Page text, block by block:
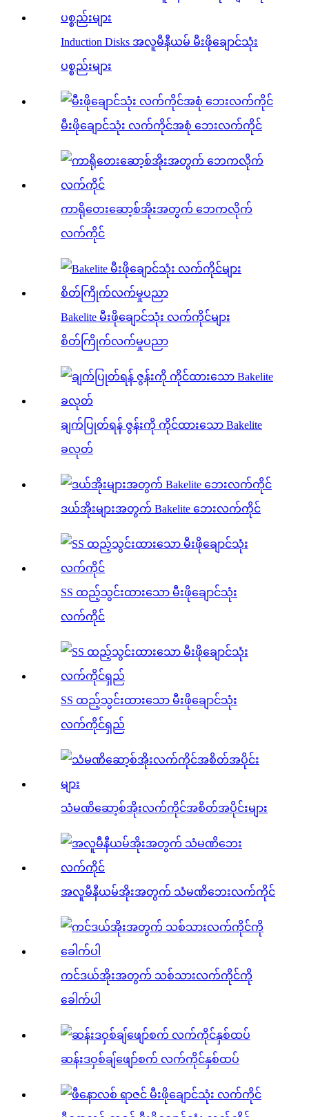
Induction Disks အလူမီနီယမ် မီးဖိုချောင်သုံး
ပစ္စည်းများ
မီးဖိုချောင်သုံး လက်ကိုင်အစုံ ဘေးလက်ကိုင်
ကာရိုတေးဆော့စ်အိုးအတွက် ဘေကလိုက်
လက်ကိုင်
Bakelite မီးဖိုချောင်သုံး လက်ကိုင်များ
စိတ်ကြိုက်လက်မှုပညာ
ချက်ပြုတ်ရန် ဇွန်းကို ကိုင်ထားသော Bakelite
ခလုတ်
ဒယ်အိုးများအတွက် Bakelite ဘေးလက်ကိုင်
SS ထည့်သွင်းထားသော မီးဖိုချောင်သုံး
လက်ကိုင်
SS ထည့်သွင်းထားသော မီးဖိုချောင်သုံး
လက်ကိုင်ရှည်
သံမဏိဆော့စ်အိုးလက်ကိုင်အစိတ်အပိုင်းများ
အလူမီနီယမ်အိုးအတွက် သံမဏိဘေးလက်ကိုင်
ကင်ဒယ်အိုးအတွက် သစ်သားလက်ကိုင်ကို
ခေါက်ပါ
ဆန်းဒဝှစ်ချ်ဖျော်စက် လက်ကိုင်နှစ်ထပ်